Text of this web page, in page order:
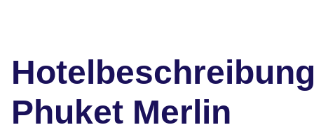
Phuket Merlin